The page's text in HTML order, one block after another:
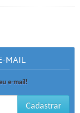
MAIL
e-mail!
Cadastrar